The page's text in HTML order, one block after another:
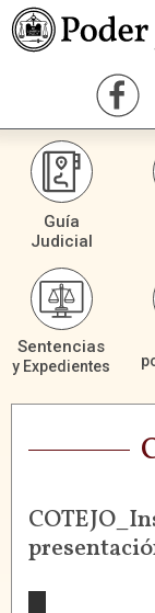
Guía
Judicial
Sentencias
y Expedientes